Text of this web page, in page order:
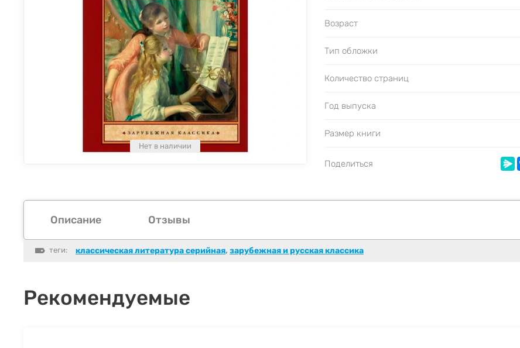
Нет в наличии
Возраст
Тип обложки
Количество страниц
Год выпуска
Размер книги
Поделиться
Описание Отзывы
теги: классическая литература серийная, зарубежная и русская классика
Рекомендуемые